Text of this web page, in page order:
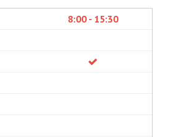
8:00 - 15:30